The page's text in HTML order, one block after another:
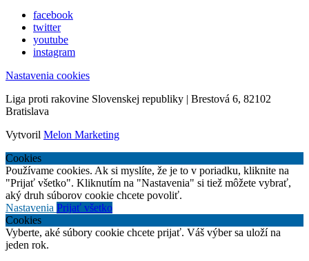
facebook
twitter
youtube
instagram
Nastavenia cookies
Liga proti rakovine Slovenskej republiky | Brestová 6, 82102
Bratislava
Vytvoril Melon Marketing
Cookies
Používame cookies. Ak si myslíte, že je to v poriadku, kliknite na
"Prijať všetko". Kliknutím na "Nastavenia" si tiež môžete vybrať,
aký druh súborov cookie chcete povoliť.
Nastavenia Prijať všetko
Cookies
Vyberte, aké súbory cookie chcete prijať. Váš výber sa uloží na
jeden rok.